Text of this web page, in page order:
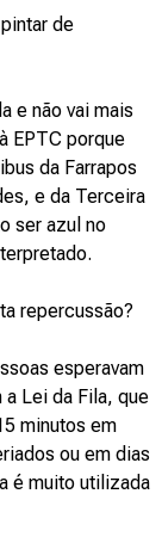
de
e não vai mais
EPTC porque
da Farrapos
e da Terceira
ser azul no
repercussão?
esperavam
a Lei da Fila, que
minutos em
ou em dias
é muito utilizada